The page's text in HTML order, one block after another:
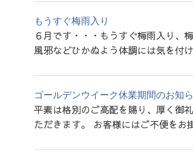
もうすぐ梅雨入り
６月です・・・もうすぐ梅雨入り、
風邪などひかぬよう体調には気を付
ゴールデンウイーク休業期間のお知
平素は格別のご高配を賜り、厚く御
ただきます。 お客様にはご不便を